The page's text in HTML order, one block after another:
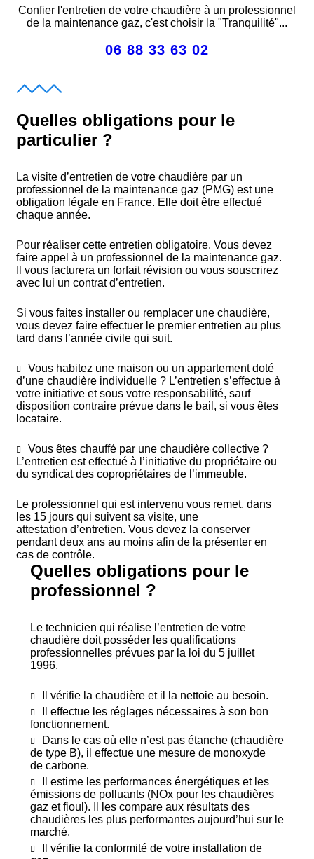
Confier l'entretien de votre chaudière à un professionnel
de la maintenance gaz, c'est choisir la "Tranquilité"...
06 88 33 63 02
Quelles obligations pour le
particulier ?
La visite d’entretien de votre chaudière par un
professionnel de la maintenance gaz (PMG) est une
obligation légale en France. Elle doit être effectué
chaque année.
Pour réaliser cette entretien obligatoire. Vous devez
faire appel à un professionnel de la maintenance gaz.
Il vous facturera un forfait révision ou vous souscrirez
avec lui un contrat d’entretien.
Si vous faites installer ou remplacer une chaudière,
vous devez faire effectuer le premier entretien au plus
tard dans l’année civile qui suit.
Vous habitez une maison ou un appartement doté
d’une chaudière individuelle ? L’entretien s’effectue à
votre initiative et sous votre responsabilité, sauf
disposition contraire prévue dans le bail, si vous êtes
locataire.
Vous êtes chauffé par une chaudière collective ?
L’entretien est effectué à l’initiative du propriétaire ou
du syndicat des copropriétaires de l’immeuble.
Le professionnel qui est intervenu vous remet, dans
les 15 jours qui suivent sa visite, une
attestation d’entretien. Vous devez la conserver
pendant deux ans au moins afin de la présenter en
cas de contrôle.
Quelles obligations pour le
professionnel ?
Le technicien qui réalise l’entretien de votre
chaudière doit posséder les qualifications
professionnelles prévues par la loi du 5 juillet
1996.
Il vérifie la chaudière et il la nettoie au besoin.
Il effectue les réglages nécessaires à son bon
fonctionnement.
Dans le cas où elle n’est pas étanche (chaudière
de type B), il effectue une mesure de monoxyde
de carbone.
Il estime les performances énergétiques et les
émissions de polluants (NOx pour les chaudières
gaz et fioul). Il les compare aux résultats des
chaudières les plus performantes aujourd’hui sur le
marché.
Il vérifie la conformité de votre installation de